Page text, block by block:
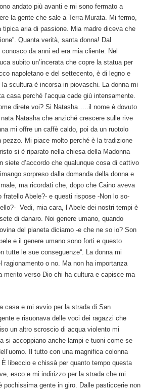
andato più avanti e mi sono fermato a
la gente che sale a Terra Murata. Mi fermo,
tipica aria di passione. Mia madre diceva che
Quanta verità, santa donna! Dal
da anni ed era mia cliente. Nel
subito un’incerata che copre la statua per
napoletano e del settecento, è di legno e
scultura è incorsa in piovaschi. La donna mi
casa perché l’acqua cade giù intensamente.
direte voi? Si Natasha…..il nome è dovuto
Natasha che anziché crescere sulle rive
mi offre un caffè caldo, poi da un ruotolo
Mi piace molto perché è la tradizione
si è riparato nella chiesa della Madonna
siete d’accordo che qualunque cosa di cattivo
sorpreso dalla domanda della donna e
ma ricordati che, dopo che Caino aveva
fratello Abele?- e questi rispose -Non lo so-
Vedi, mia cara, l’Abele dei nostri tempi è
di danaro. Noi genere umano, quando
del pianeta diciamo -e che ne so io? Son
e il genere umano sono forti e questo
tutte le sue conseguenze“. La donna mi
o no. Ma non ha importanza
merito verso Dio chi ha cultura e capisce ma
casa e mi avvio per la strada di San
e risuonava delle voci dei ragazzi che
un altro scroscio di acqua violento mi
si accoppiano anche lampi e tuoni come se
Il tutto con una magnifica colonna
libeccio e chissà per quanto tempo questa
esco e mi indirizzo per la strada che mi
pochissima gente in giro. Dalle pasticcerie non